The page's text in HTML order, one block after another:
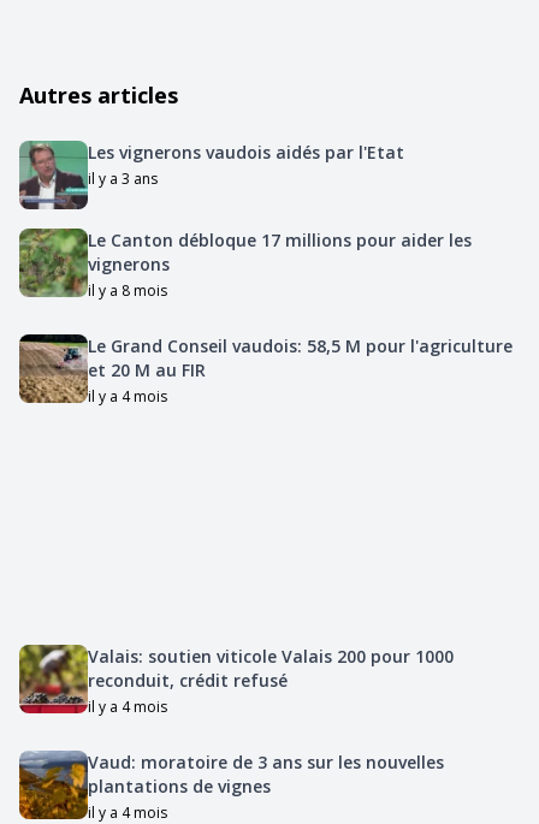
Autres articles
Les vignerons vaudois aidés par l'Etat
il y a 3 ans
Le Canton débloque 17 millions pour aider les
vignerons
il y a 8 mois
Le Grand Conseil vaudois: 58,5 M pour l'agriculture
et 20 M au FIR
il y a 4 mois
Valais: soutien viticole Valais 200 pour 1000
reconduit, crédit refusé
il y a 4 mois
Vaud: moratoire de 3 ans sur les nouvelles
plantations de vignes
il y a 4 mois